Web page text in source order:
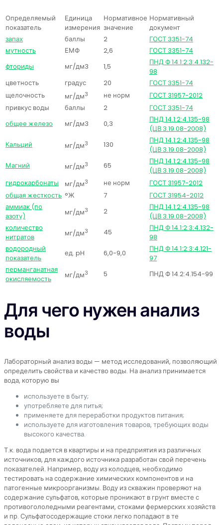
Определяемый
показатель
Единица
измерения
Нормативное
значение
Нормативный
документ
запах
баллы 2
ГОСТ 3351-74
мутность
ЕМФ 2,6
ГОСТ 3351-74
фториды
мг/дм3 1,5
ПНД Ф 14.1:2:3:4.132-
98
цветность
градус 20
ГОСТ 3351-74
щелочность
мг/дм3 не норм
ГОСТ 31957-2012
привкус воды
баллы 2
ГОСТ 3351-74
общее железо
мг/дм3 0,3
ПНД 14.1:2:4.135-98
(ЦВ 3.19.08-2008)
Кальций
мг/дм3 130
ПНД 14.1:2:4.135-98
(ЦВ 3.19.08-2008)
Магний
мг/дм3 65
ПНД 14.1:2:4.135-98
(ЦВ 3.19.08-2008)
гидрокарбонаты
мг/дм3 не норм
ГОСТ 31957-2012
общая жесткость °Ж 7
ГОСТ 31954-2012
аммиак (по
азоту)
мг/дм3 2
ПНД 14.1:2:4.135-98
(ЦВ 3.19.08-2008)
количество
нитратов
мг/дм3 45
ПНД Ф 14.1:2:3:4.132-
98
водородный
показатель
ед. pH 6,0-9,0
ПНД Ф 14.1:2:3:4.121-
97
перманганатная
окисляемость
мг/дм3 5 ПНД Ф 14.2:4.154-99
Для чего нужен анализ
воды
Лабораторный анализ воды — метод исследований, позволяющий
определить свойства и качество воды. На анализ принимается
вода, которую вы
используете в быту;
употребляете для питья;
применяете для переработки продуктов питания;
используете для изготовления товаров, требующих воды
высокого качества.
Т.к. вода подается в квартиры и на предприятия из различных
источников, для каждого источника разработан свой перечень
показателей. Например, воду из колодцев, необходимо
тестировать на содержание химических компонентов и на
патогенные микроорганизмы. Воду из скважин проверяют на
содержание сульфатов, которые проникают в грунт вместе с
противогололедными реагентами, стоками фермерских хозяйств
и пр. Сульфатосодержащие стоки легко попадают в те